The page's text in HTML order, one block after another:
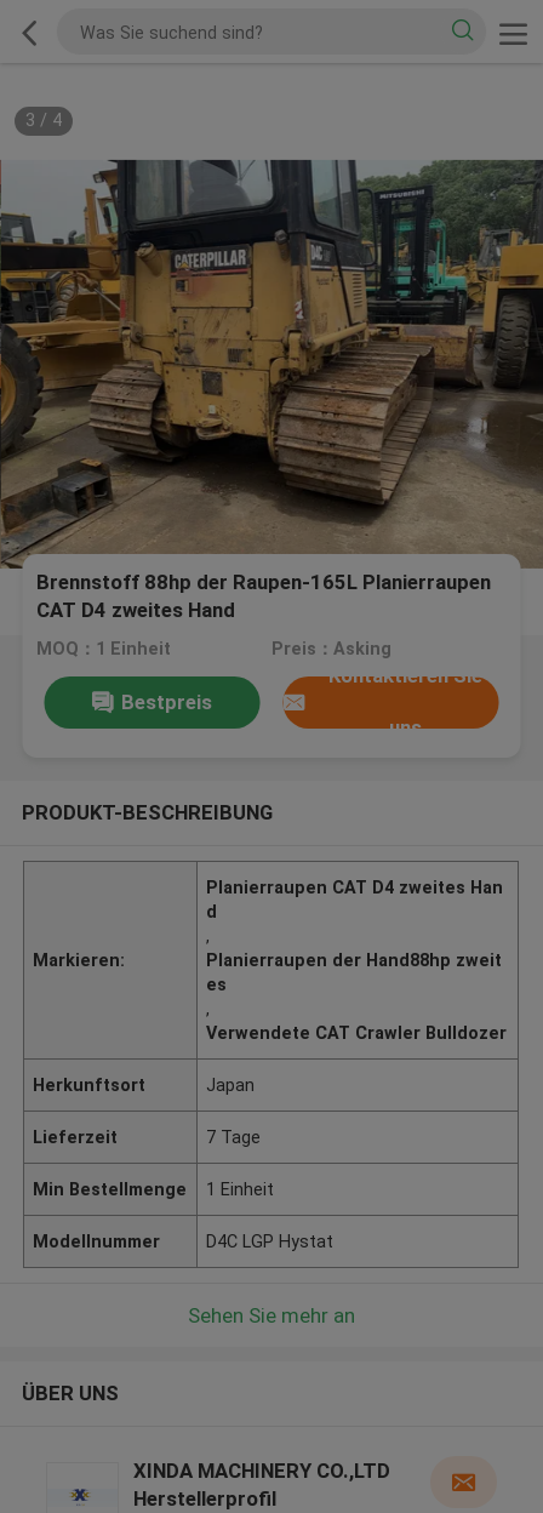
3 / 4
Brennstoff 88hp der Raupen-165L Planierraupen
CAT D4 zweites Hand
MOQ：1 Einheit Preis：Asking
Bestpreis
Kontaktieren Sie
uns
PRODUKT-BESCHREIBUNG
Markieren:
Planierraupen CAT D4 zweites Han
d
,
Planierraupen der Hand88hp zweit
es
,
Verwendete CAT Crawler Bulldozer
Herkunftsort Japan
Lieferzeit 7 Tage
Min Bestellmenge 1 Einheit
Modellnummer D4C LGP Hystat
Sehen Sie mehr an
ÜBER UNS
XINDA MACHINERY CO.,LTD
Herstellerprofil